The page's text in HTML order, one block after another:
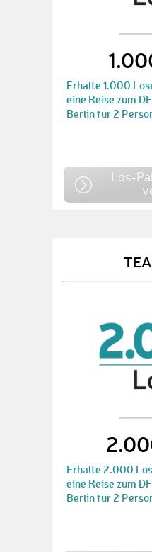
Erhalte 1.000
eine Reise zum
Berlin für 2
Los-
Erhalte 2.000
eine Reise zum
Berlin für 2